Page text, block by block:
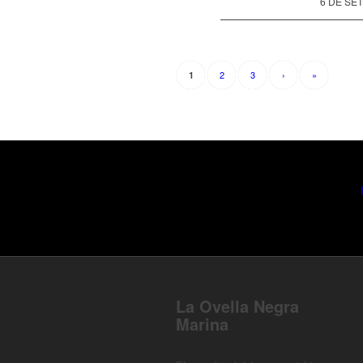
1 2 3 › »
La Ovella Negra
Marina